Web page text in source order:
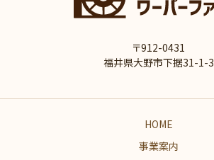
〒912-0431
福井県大野市下据31-1-3
HOME
事業案内